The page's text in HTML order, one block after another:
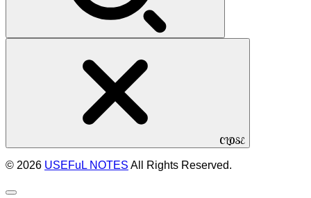
CLOSE
© 2026 USEFuL NOTES All Rights Reserved.